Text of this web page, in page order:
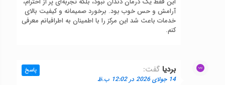
آرامش و حس خوب بود. برخورد صمیمانه و کیفیت بالای
خدمات باعث شد این مرکز را با اطمینان به اطرافیانم معرفی
کنم.
بردیا گفت:
14 جولای 2026 در 12:02 ب.ظ
پاسخ